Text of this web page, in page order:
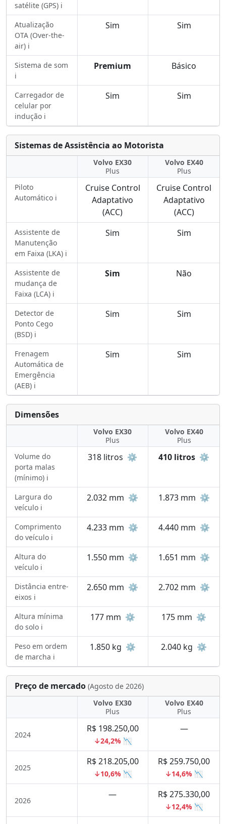
satélite (GPS) ℹ️
Atualização
OTA (Over-the-
air) ℹ️
Sim Sim
Sistema de som
ℹ️
Premium Básico
Carregador de
celular por
indução ℹ️
Sim Sim
Sistemas de Assistência ao Motorista
Volvo EX30
Plus
Volvo EX40
Plus
Piloto
Automático ℹ️
Cruise Control
Adaptativo
(ACC)
Cruise Control
Adaptativo
(ACC)
Assistente de
Manutenção
em Faixa (LKA) ℹ️
Sim Sim
Assistente de
mudança de
Faixa (LCA) ℹ️
Sim Não
Detector de
Ponto Cego
(BSD) ℹ️
Sim Sim
Frenagem
Automática de
Emergência
(AEB) ℹ️
Sim Sim
Dimensões
Volvo EX30
Plus
Volvo EX40
Plus
Volume do
porta malas
(mínimo) ℹ️
318 litros ⚙️ 410 litros ⚙️
Largura do
veículo ℹ️
2.032 mm ⚙️ 1.873 mm ⚙️
Comprimento
do veículo ℹ️
4.233 mm ⚙️ 4.440 mm ⚙️
Altura do
veículo ℹ️
1.550 mm ⚙️ 1.651 mm ⚙️
Distância entre-
eixos ℹ️
2.650 mm ⚙️ 2.702 mm ⚙️
Altura mínima
do solo ℹ️
177 mm ⚙️ 175 mm ⚙️
Peso em ordem
de marcha ℹ️
1.850 kg ⚙️ 2.040 kg ⚙️
Preço de mercado (Agosto de 2026)
Volvo EX30
Plus
Volvo EX40
Plus
2024
R$ 198.250,00
↓24,2% 📉
—
2025
R$ 218.205,00
↓10,6% 📉
R$ 259.750,00
↓14,6% 📉
2026
— R$ 275.330,00
↓12,4% 📉